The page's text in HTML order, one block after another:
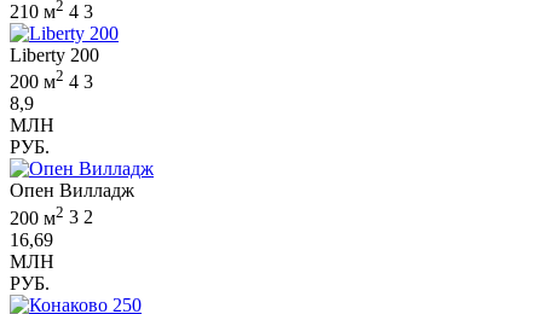
210 м2 4 3
Liberty 200
200 м2 4 3
8,9
МЛН
РУБ.
Опен Вилладж
200 м2 3 2
16,69
МЛН
РУБ.